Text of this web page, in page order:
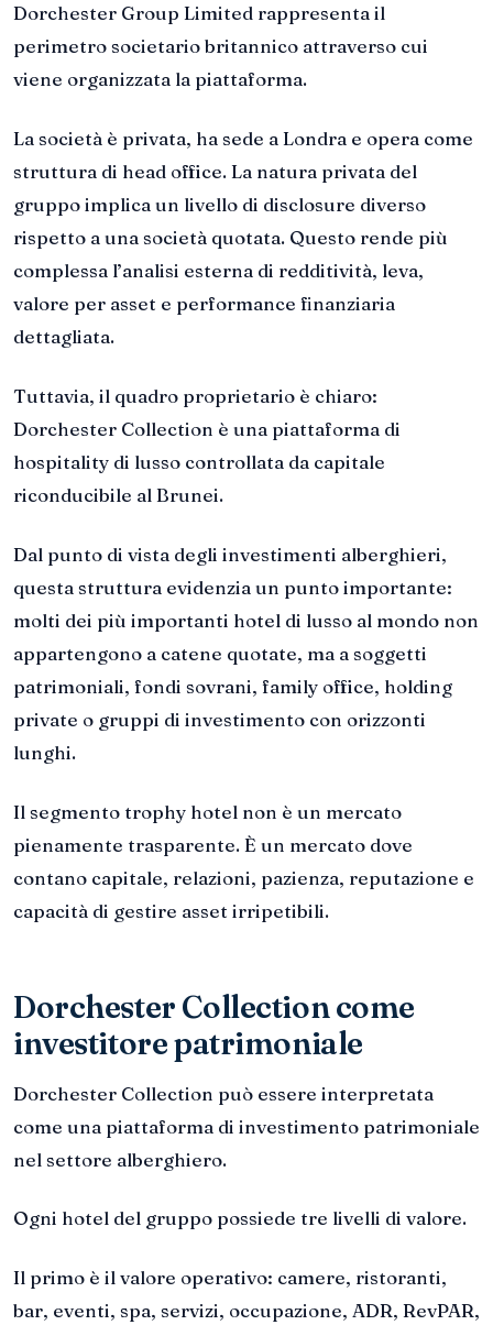
Dorchester Group Limited rappresenta il
perimetro societario britannico attraverso cui
viene organizzata la piattaforma.
La società è privata, ha sede a Londra e opera come
struttura di head office. La natura privata del
gruppo implica un livello di disclosure diverso
rispetto a una società quotata. Questo rende più
complessa l’analisi esterna di redditività, leva,
valore per asset e performance finanziaria
dettagliata.
Tuttavia, il quadro proprietario è chiaro:
Dorchester Collection è una piattaforma di
hospitality di lusso controllata da capitale
riconducibile al Brunei.
Dal punto di vista degli investimenti alberghieri,
questa struttura evidenzia un punto importante:
molti dei più importanti hotel di lusso al mondo non
appartengono a catene quotate, ma a soggetti
patrimoniali, fondi sovrani, family office, holding
private o gruppi di investimento con orizzonti
lunghi.
Il segmento trophy hotel non è un mercato
pienamente trasparente. È un mercato dove
contano capitale, relazioni, pazienza, reputazione e
capacità di gestire asset irripetibili.
Dorchester Collection come
investitore patrimoniale
Dorchester Collection può essere interpretata
come una piattaforma di investimento patrimoniale
nel settore alberghiero.
Ogni hotel del gruppo possiede tre livelli di valore.
Il primo è il valore operativo: camere, ristoranti,
bar, eventi, spa, servizi, occupazione, ADR, RevPAR,